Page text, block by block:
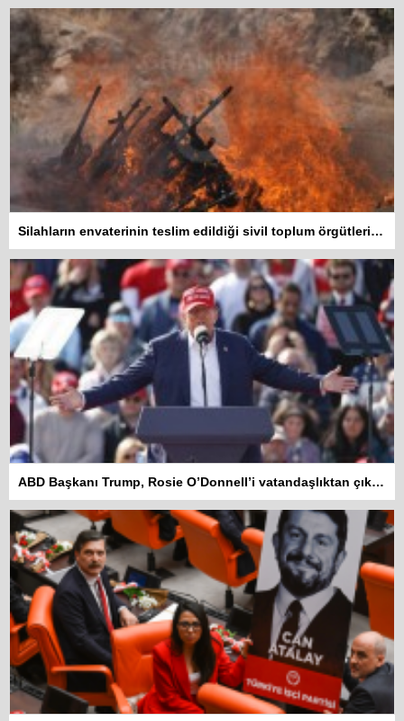
Silahların envaterinin teslim edildiği sivil toplum örgütleri rapor hazırlayacak
ABD Başkanı Trump, Rosie O’Donnell’i vatandaşlıktan çıkarmakla tehdit etti